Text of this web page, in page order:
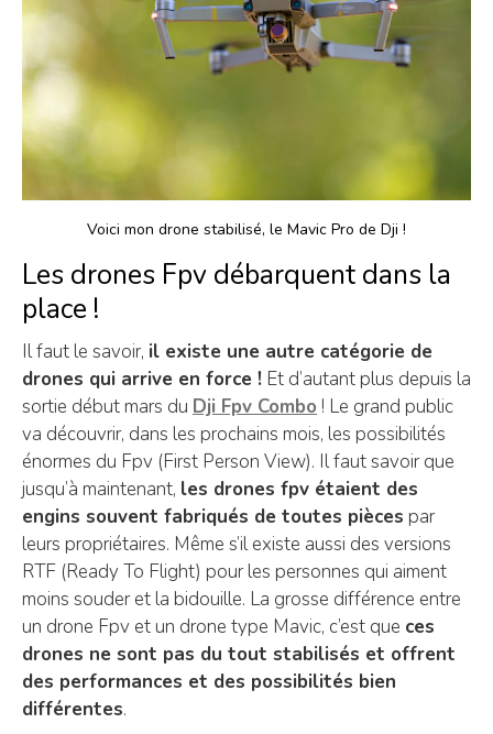
Voici mon drone stabilisé, le Mavic Pro de Dji !
Les drones Fpv débarquent dans la
place !
Il faut le savoir, il existe une autre catégorie de
drones qui arrive en force ! Et d’autant plus depuis la
sortie début mars du Dji Fpv Combo ! Le grand public
va découvrir, dans les prochains mois, les possibilités
énormes du Fpv (First Person View). Il faut savoir que
jusqu’à maintenant, les drones fpv étaient des
engins souvent fabriqués de toutes pièces par
leurs propriétaires. Même s’il existe aussi des versions
RTF (Ready To Flight) pour les personnes qui aiment
moins souder et la bidouille. La grosse différence entre
un drone Fpv et un drone type Mavic, c’est que ces
drones ne sont pas du tout stabilisés et offrent
des performances et des possibilités bien
différentes.